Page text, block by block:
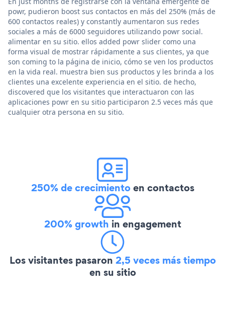
powr, pudieron boost sus contactos en más del 250% (más de
600 contactos reales) y constantly aumentaron sus redes
sociales a más de 6000 seguidores utilizando powr social.
alimentar en su sitio. ellos added powr slider como una
forma visual de mostrar rápidamente a sus clientes, ya que
son coming to la página de inicio, cómo se ven los productos
en la vida real. muestra bien sus productos y les brinda a los
clientes una excelente experiencia en el sitio. de hecho,
discovered que los visitantes que interactuaron con las
aplicaciones powr en su sitio participaron 2.5 veces más que
cualquier otra persona en su sitio.
250% de crecimientoen contactos
200% growth in engagement
Los visitantes pasaron 2,5 veces más tiempo
en su sitio